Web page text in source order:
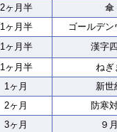
2ヶ月半 傘
1ヶ月半 ゴールデン
1ヶ月半 漢字
1ヶ月半 ねぎ
1ヶ月 新世
2ヶ月 防寒
3ヶ月 ９